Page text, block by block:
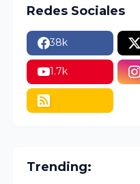
Redes Sociales
38k
1.7k
Trending: